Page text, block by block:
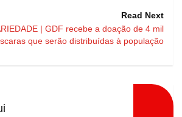
Read Next
| GDF recebe a doação de 4 mil
que serão distribuídas à população